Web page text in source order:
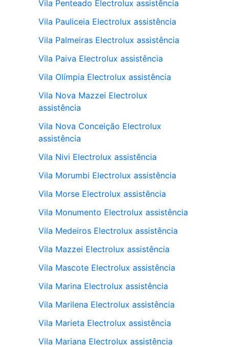
Vila Penteado Electrolux assistência
Vila Pauliceia Electrolux assistência
Vila Palmeiras Electrolux assistência
Vila Paiva Electrolux assistência
Vila Olímpia Electrolux assistência
Vila Nova Mazzei Electrolux
assistência
Vila Nova Conceição Electrolux
assistência
Vila Nivi Electrolux assistência
Vila Morumbi Electrolux assistência
Vila Morse Electrolux assistência
Vila Monumento Electrolux assistência
Vila Medeiros Electrolux assistência
Vila Mazzei Electrolux assistência
Vila Mascote Electrolux assistência
Vila Marina Electrolux assistência
Vila Marilena Electrolux assistência
Vila Marieta Electrolux assistência
Vila Mariana Electrolux assistência